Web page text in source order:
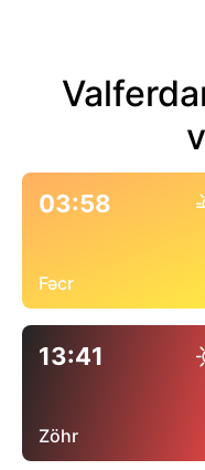
03:58
Fəcr
13:41
Zöhr